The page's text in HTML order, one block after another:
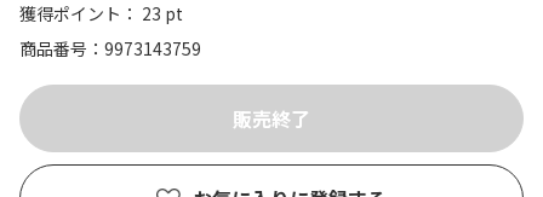
獲得ポイント： 23 pt
商品番号
9973143759